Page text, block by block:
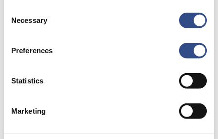
Selection
Necessary
Preferences
Statistics
Marketing